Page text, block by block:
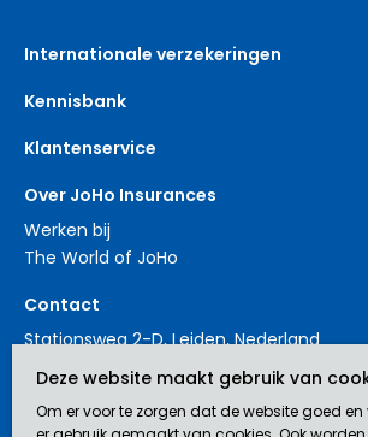
Internationale verzekeringen
Kennisbank
Klantenservice
Over JoHo Insurances
Werken bij
The World of JoHo
Contact
Stationsweg 2-D, Leiden, Nederland
+31 88 3214561
contact@johoinsurances.org
Deze website maakt gebruik van
Om er voor te zorgen dat de website goed